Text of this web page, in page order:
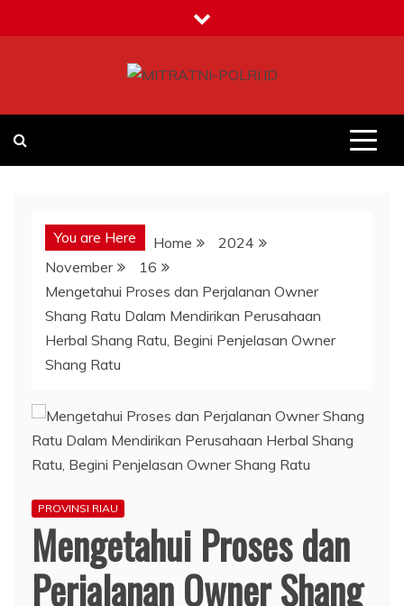
to
You are Here Home
2024
November
16
Mengetahui Proses dan Perjalanan Owner
Shang Ratu Dalam Mendirikan Perusahaan
Herbal Shang Ratu, Begini Penjelasan Owner
Shang Ratu
PROVINSI RIAU
Mengetahui Proses dan
Perjalanan Owner Shang